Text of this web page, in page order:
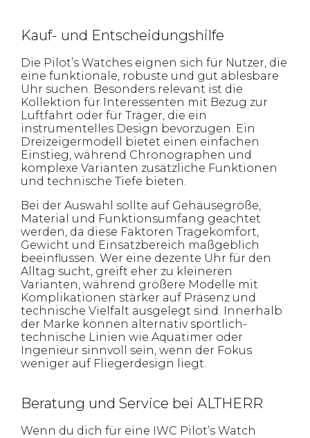
Kauf- und Entscheidungshilfe
Die Pilot’s Watches eignen sich für Nutzer, die
eine funktionale, robuste und gut ablesbare
Uhr suchen. Besonders relevant ist die
Kollektion für Interessenten mit Bezug zur
Luftfahrt oder für Träger, die ein
instrumentelles Design bevorzugen. Ein
Dreizeigermodell bietet einen einfachen
Einstieg, während Chronographen und
komplexe Varianten zusätzliche Funktionen
und technische Tiefe bieten.
Bei der Auswahl sollte auf Gehäusegröße,
Material und Funktionsumfang geachtet
werden, da diese Faktoren Tragekomfort,
Gewicht und Einsatzbereich maßgeblich
beeinflussen. Wer eine dezente Uhr für den
Alltag sucht, greift eher zu kleineren
Varianten, während größere Modelle mit
Komplikationen stärker auf Präsenz und
technische Vielfalt ausgelegt sind. Innerhalb
der Marke können alternativ sportlich-
technische Linien wie Aquatimer oder
Ingenieur sinnvoll sein, wenn der Fokus
weniger auf Fliegerdesign liegt.
Beratung und Service bei ALTHERR
Wenn du dich für eine IWC Pilot’s Watch